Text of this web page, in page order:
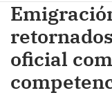
oficial